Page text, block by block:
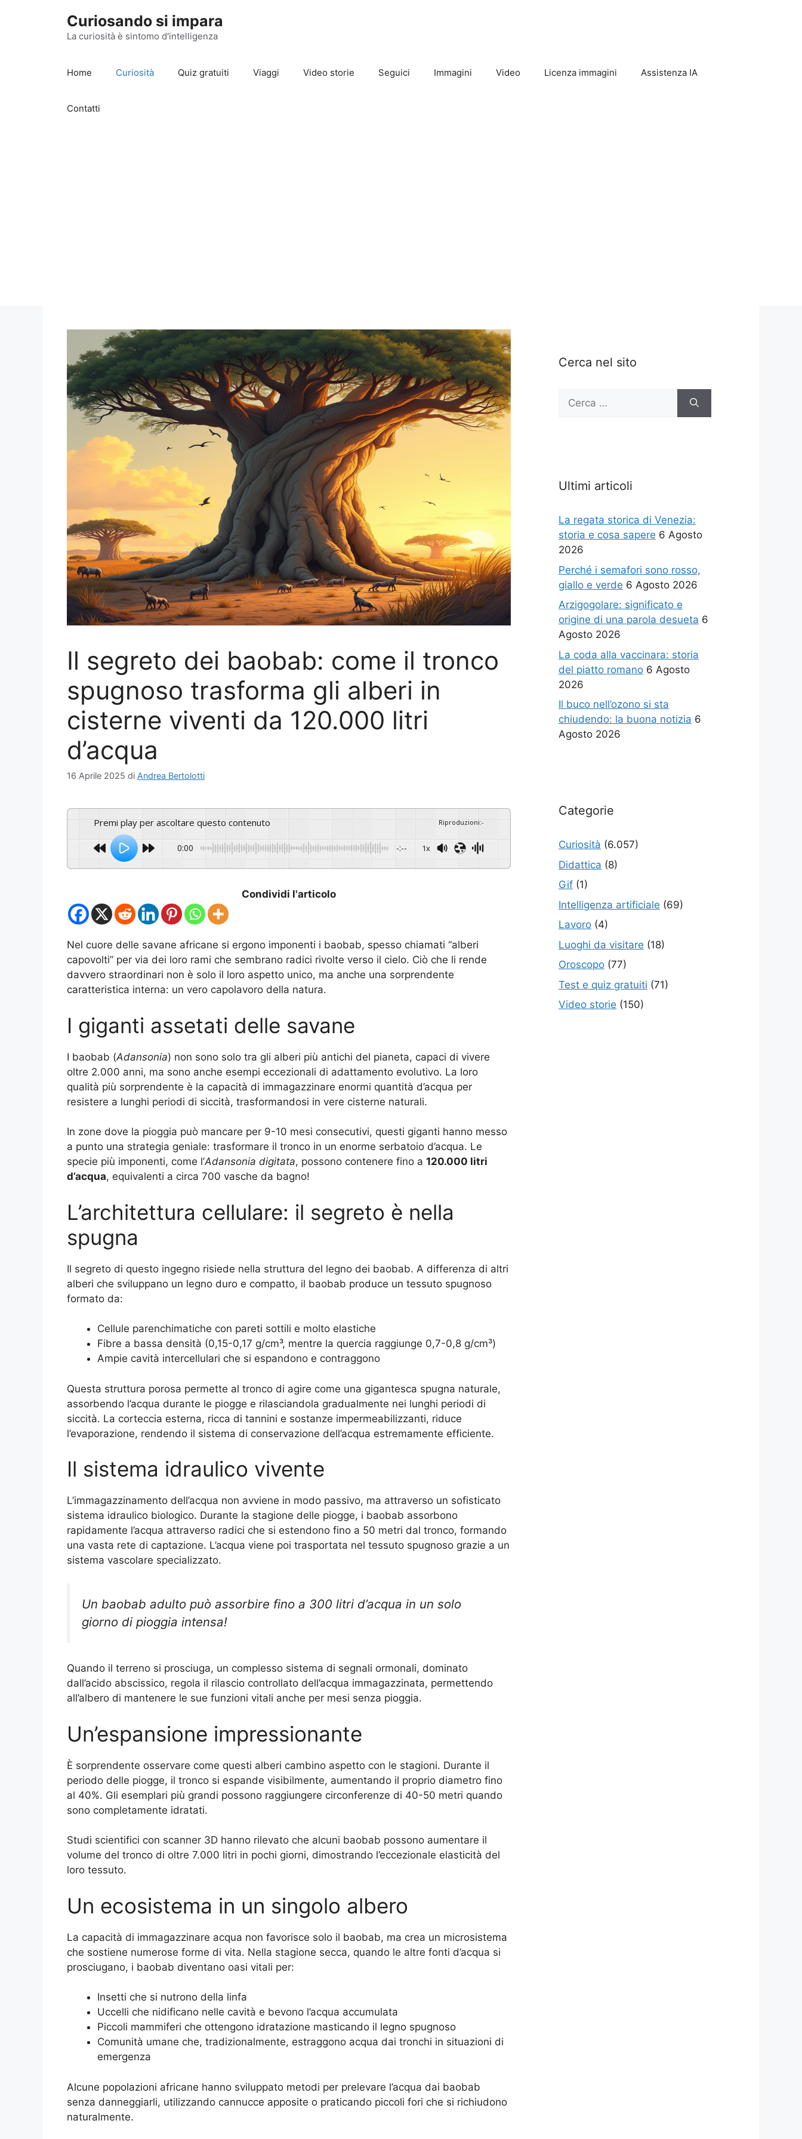
Curiosando si impara
La curiosità è sintomo d'intelligenza
Home Curiosità Quiz gratuiti Viaggi Video storie Seguici Immagini Video Licenza immagini Assistenza IA
Contatti
Il segreto dei baobab: come il tronco
spugnoso trasforma gli alberi in
cisterne viventi da 120.000 litri
d’acqua
16 Aprile 2025 di Andrea Bertolotti
Premi play per ascoltare questo contenuto Riproduzioni:-
0:00 -:-- 1x
Condividi l'articolo
Nel cuore delle savane africane si ergono imponenti i baobab, spesso chiamati “alberi
capovolti” per via dei loro rami che sembrano radici rivolte verso il cielo. Ciò che li rende
davvero straordinari non è solo il loro aspetto unico, ma anche una sorprendente
caratteristica interna: un vero capolavoro della natura.
I giganti assetati delle savane
I baobab (Adansonia) non sono solo tra gli alberi più antichi del pianeta, capaci di vivere
oltre 2.000 anni, ma sono anche esempi eccezionali di adattamento evolutivo. La loro
qualità più sorprendente è la capacità di immagazzinare enormi quantità d’acqua per
resistere a lunghi periodi di siccità, trasformandosi in vere cisterne naturali.
In zone dove la pioggia può mancare per 9-10 mesi consecutivi, questi giganti hanno messo
a punto una strategia geniale: trasformare il tronco in un enorme serbatoio d’acqua. Le
specie più imponenti, come l’Adansonia digitata, possono contenere fino a 120.000 litri
d’acqua, equivalenti a circa 700 vasche da bagno!
L’architettura cellulare: il segreto è nella
spugna
Il segreto di questo ingegno risiede nella struttura del legno dei baobab. A differenza di altri
alberi che sviluppano un legno duro e compatto, il baobab produce un tessuto spugnoso
formato da:
Cellule parenchimatiche con pareti sottili e molto elastiche
Fibre a bassa densità (0,15-0,17 g/cm³, mentre la quercia raggiunge 0,7-0,8 g/cm³)
Ampie cavità intercellulari che si espandono e contraggono
Questa struttura porosa permette al tronco di agire come una gigantesca spugna naturale,
assorbendo l’acqua durante le piogge e rilasciandola gradualmente nei lunghi periodi di
siccità. La corteccia esterna, ricca di tannini e sostanze impermeabilizzanti, riduce
l’evaporazione, rendendo il sistema di conservazione dell’acqua estremamente efficiente.
Il sistema idraulico vivente
L’immagazzinamento dell’acqua non avviene in modo passivo, ma attraverso un sofisticato
sistema idraulico biologico. Durante la stagione delle piogge, i baobab assorbono
rapidamente l’acqua attraverso radici che si estendono fino a 50 metri dal tronco, formando
una vasta rete di captazione. L’acqua viene poi trasportata nel tessuto spugnoso grazie a un
sistema vascolare specializzato.
Un baobab adulto può assorbire fino a 300 litri d’acqua in un solo
giorno di pioggia intensa!
Quando il terreno si prosciuga, un complesso sistema di segnali ormonali, dominato
dall’acido abscissico, regola il rilascio controllato dell’acqua immagazzinata, permettendo
all’albero di mantenere le sue funzioni vitali anche per mesi senza pioggia.
Un’espansione impressionante
È sorprendente osservare come questi alberi cambino aspetto con le stagioni. Durante il
periodo delle piogge, il tronco si espande visibilmente, aumentando il proprio diametro fino
al 40%. Gli esemplari più grandi possono raggiungere circonferenze di 40-50 metri quando
sono completamente idratati.
Studi scientifici con scanner 3D hanno rilevato che alcuni baobab possono aumentare il
volume del tronco di oltre 7.000 litri in pochi giorni, dimostrando l’eccezionale elasticità del
loro tessuto.
Un ecosistema in un singolo albero
La capacità di immagazzinare acqua non favorisce solo il baobab, ma crea un microsistema
che sostiene numerose forme di vita. Nella stagione secca, quando le altre fonti d’acqua si
prosciugano, i baobab diventano oasi vitali per:
Insetti che si nutrono della linfa
Uccelli che nidificano nelle cavità e bevono l’acqua accumulata
Piccoli mammiferi che ottengono idratazione masticando il legno spugnoso
Comunità umane che, tradizionalmente, estraggono acqua dai tronchi in situazioni di
emergenza
Alcune popolazioni africane hanno sviluppato metodi per prelevare l’acqua dai baobab
senza danneggiarli, utilizzando cannucce apposite o praticando piccoli fori che si richiudono
naturalmente.
Cerca nel sito
Ricerca
Ultimi articoli
La regata storica di Venezia:
storia e cosa sapere 6 Agosto
2026
Perché i semafori sono rosso,
giallo e verde 6 Agosto 2026
Arzigogolare: significato e
origine di una parola desueta 6
Agosto 2026
La coda alla vaccinara: storia
del piatto romano 6 Agosto
2026
Il buco nell’ozono si sta
chiudendo: la buona notizia 6
Agosto 2026
Categorie
Curiosità (6.057)
Didattica (8)
Gif (1)
Intelligenza artificiale (69)
Lavoro (4)
Luoghi da visitare (18)
Oroscopo (77)
Test e quiz gratuiti (71)
Video storie (150)